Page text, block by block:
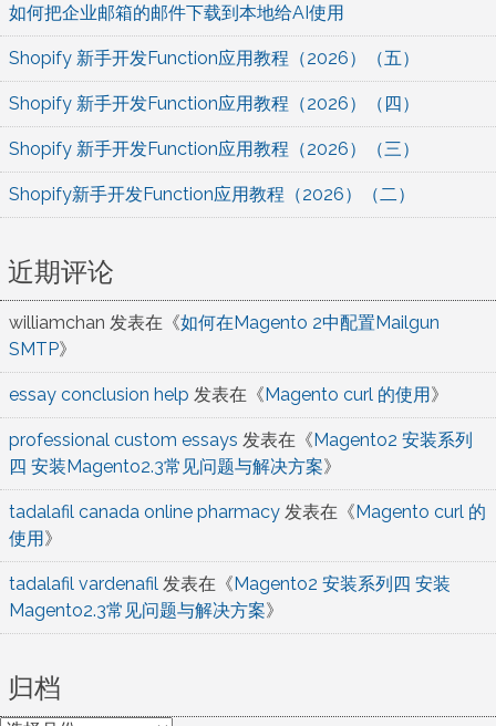
如何把企业邮箱的邮件下载到本地给AI使用
Shopify 新手开发Function应用教程（2026）（五）
Shopify 新手开发Function应用教程（2026）（四）
Shopify 新手开发Function应用教程（2026）（三）
Shopify新手开发Function应用教程（2026）（二）
近期评论
williamchan 发表在《如何在Magento 2中配置Mailgun
SMTP》
essay conclusion help 发表在《Magento curl 的使用》
professional custom essays 发表在《Magento2 安装系列
四 安装Magento2.3常见问题与解决方案》
tadalafil canada online pharmacy 发表在《Magento curl 的
使用》
tadalafil vardenafil 发表在《Magento2 安装系列四 安装
Magento2.3常见问题与解决方案》
归档